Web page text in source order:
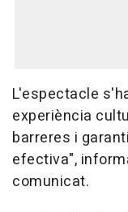
L'espectacle
experiència
barreres i
efectiva",
comunicat.